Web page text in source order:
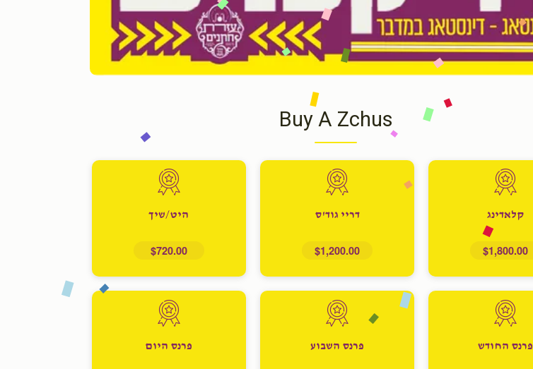
Buy A Zchus
קלאדינג
$1,800.00
דריי גוד'ס
$1,200.00
היט/שיך
$720.00
פרנס החודש פרנס השבוע פרנס היום